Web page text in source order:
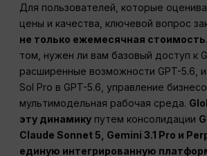
Для пользователей, которые
цены и качества, ключевой вопрос
не только ежемесячная стоимость
том, нужен ли вам базовый доступ к
расширенные возможности GPT-5.6,
Sol Pro в GPT-5.6, управление
мультимодельная рабочая среда.
эту динамику путем консолидации
Claude Sonnet 5, Gemini 3.1 Pro и
единую интегрированную